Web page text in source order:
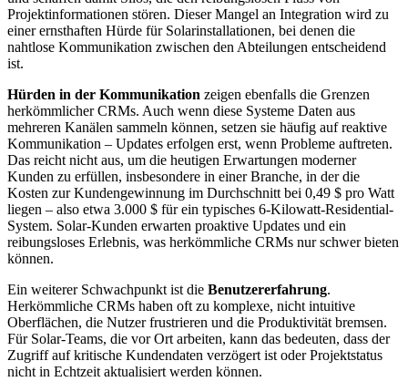
Projektinformationen stören. Dieser Mangel an Integration wird zu
einer ernsthaften Hürde für Solarinstallationen, bei denen die
nahtlose Kommunikation zwischen den Abteilungen entscheidend
ist.
Hürden in der Kommunikation zeigen ebenfalls die Grenzen
herkömmlicher CRMs. Auch wenn diese Systeme Daten aus
mehreren Kanälen sammeln können, setzen sie häufig auf reaktive
Kommunikation – Updates erfolgen erst, wenn Probleme auftreten.
Das reicht nicht aus, um die heutigen Erwartungen moderner
Kunden zu erfüllen, insbesondere in einer Branche, in der die
Kosten zur Kundengewinnung im Durchschnitt bei 0,49 $ pro Watt
liegen – also etwa 3.000 $ für ein typisches 6-Kilowatt-Residential-
System. Solar-Kunden erwarten proaktive Updates und ein
reibungsloses Erlebnis, was herkömmliche CRMs nur schwer bieten
können.
Ein weiterer Schwachpunkt ist die Benutzererfahrung.
Herkömmliche CRMs haben oft zu komplexe, nicht intuitive
Oberflächen, die Nutzer frustrieren und die Produktivität bremsen.
Für Solar-Teams, die vor Ort arbeiten, kann das bedeuten, dass der
Zugriff auf kritische Kundendaten verzögert ist oder Projektstatus
nicht in Echtzeit aktualisiert werden können.